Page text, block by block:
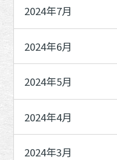
2024年7月
2024年6月
2024年5月
2024年4月
2024年3月